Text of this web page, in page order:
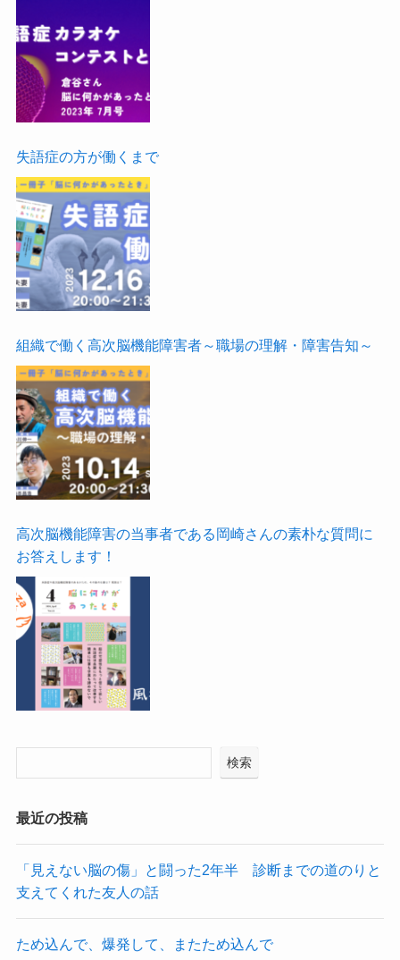
失語症の方が働くまで
組織で働く高次脳機能障害者～職場の理解・障害告知～
高次脳機能障害の当事者である岡崎さんの素朴な質問に
お答えします！
検索
最近の投稿
「見えない脳の傷」と闘った2年半 診断までの道のりと
支えてくれた友人の話
ため込んで、爆発して、またため込んで